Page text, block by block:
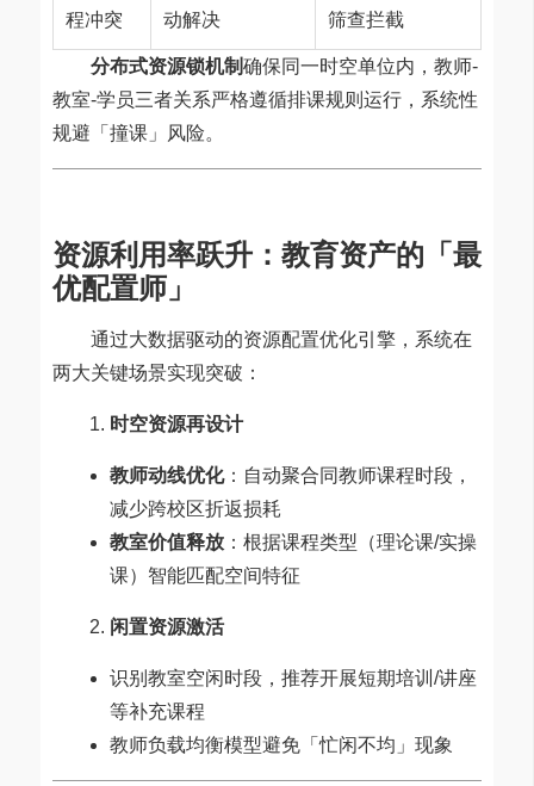
程冲突
动解决
筛查拦截
分布式资源锁机制确保同一时空单位内，教师-
教室-学员三者关系严格遵循排课规则运行，系统性
规避「撞课」风险。
资源利用率跃升：教育资产的「最
优配置师」
通过大数据驱动的资源配置优化引擎，系统在
两大关键场景实现突破：
时空资源再设计
教师动线优化：自动聚合同教师课程时段，
减少跨校区折返损耗
教室价值释放：根据课程类型（理论课/实操
课）智能匹配空间特征
闲置资源激活
识别教室空闲时段，推荐开展短期培训/讲座
等补充课程
教师负载均衡模型避免「忙闲不均」现象